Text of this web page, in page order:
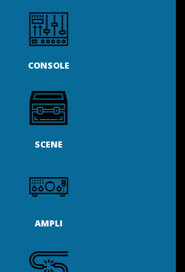
CONSOLE
SCENE
AMPLI